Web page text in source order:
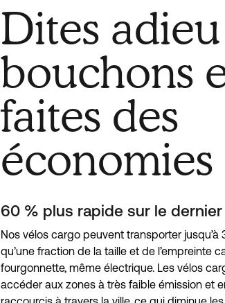
Dites
bouchons
faites des
économies
60 % plus rapide sur le
Nos vélos cargo peuvent transporter jusqu’à
qu’une fraction de la taille et de l’empreinte
fourgonnette, même électrique. Les vélos
accéder aux zones à très faible émission et